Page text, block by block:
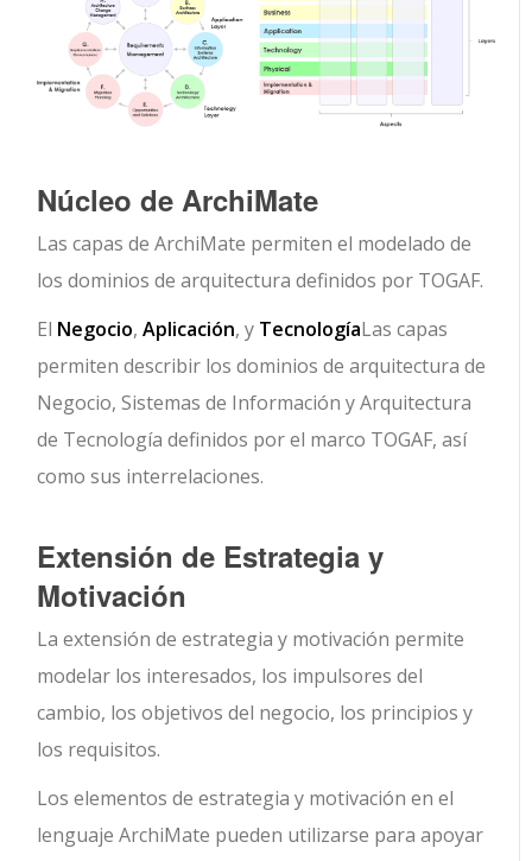
Núcleo de ArchiMate
Las capas de ArchiMate permiten el modelado de
los dominios de arquitectura definidos por TOGAF.
El Negocio,Aplicación, y TecnologíaLas capas
permiten describir los dominios de arquitectura de
Negocio, Sistemas de Información y Arquitectura
de Tecnología definidos por el marco TOGAF, así
como sus interrelaciones.
Extensión de Estrategia y
Motivación
La extensión de estrategia y motivación permite
modelar los interesados, los impulsores del
cambio, los objetivos del negocio, los principios y
los requisitos.
Los elementos de estrategia y motivación en el
lenguaje ArchiMate pueden utilizarse para apoyar